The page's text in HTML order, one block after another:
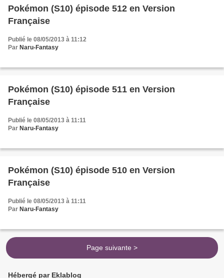
Pokémon (S10) épisode 512 en Version
Française
Publié le 08/05/2013 à 11:12
Par Naru-Fantasy
Pokémon (S10) épisode 511 en Version
Française
Publié le 08/05/2013 à 11:11
Par Naru-Fantasy
Pokémon (S10) épisode 510 en Version
Française
Publié le 08/05/2013 à 11:11
Par Naru-Fantasy
Page suivante >
Hébergé par Eklablog